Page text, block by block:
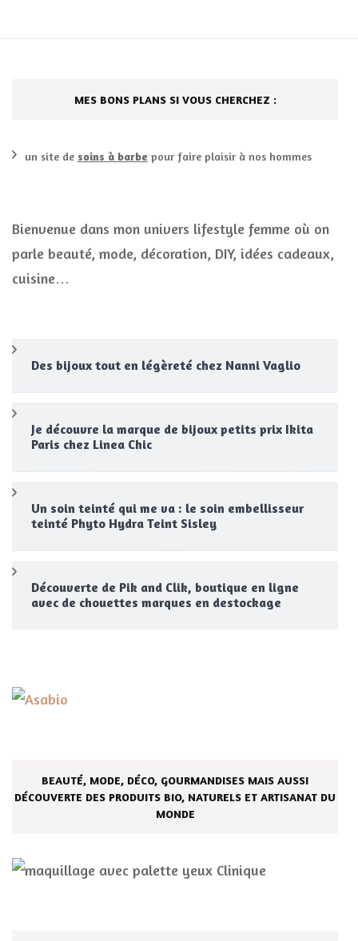
MES BONS PLANS SI VOUS CHERCHEZ :
un site de soins à barbe pour faire plaisir à nos hommes
Bienvenue dans mon univers lifestyle femme où on
parle beauté, mode, décoration, DIY, idées cadeaux,
cuisine…
Des bijoux tout en légèreté chez Nanni Vaglio
Je découvre la marque de bijoux petits prix Ikita
Paris chez Linea Chic
Un soin teinté qui me va : le soin embellisseur
teinté Phyto Hydra Teint Sisley
Découverte de Pik and Clik, boutique en ligne
avec de chouettes marques en destockage
BEAUTÉ, MODE, DÉCO, GOURMANDISES MAIS AUSSI
DÉCOUVERTE DES PRODUITS BIO, NATURELS ET ARTISANAT DU
MONDE